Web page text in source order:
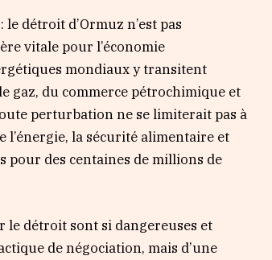
détroit d’Ormuz n’est pas
vitale pour l’économie
mondiaux y transitent
gaz, du commerce pétrochimique et
perturbation ne se limiterait pas à
la sécurité alimentaire et
pour des centaines de millions de
le détroit sont si dangereuses et
de négociation, mais d’une